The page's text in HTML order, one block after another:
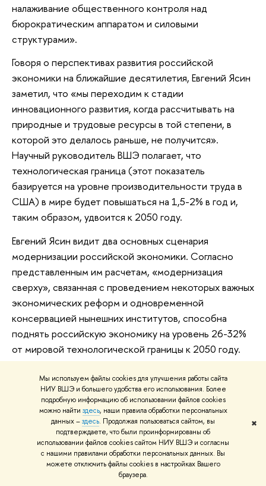
Мы используем файлы cookies для улучшения работы сайта
НИУ ВШЭ и большего удобства его использования. Более
подробную информацию об использовании файлов cookies
можно найти здесь, наши правила обработки персональных
данных –здесь. Продолжая пользоваться сайтом, вы
подтверждаете, что были проинформированы об
использовании файлов cookies сайтом НИУ ВШЭ и согласны
с нашими правилами обработки персональных данных. Вы
можете отключить файлы cookies в настройках Вашего
браузера.
✖
налаживание общественного контроля над
бюрократическим аппаратом и силовыми
структурами».
Говоря о перспективах развития российской
экономики на ближайшие десятилетия, Евгений Ясин
заметил, что «мы переходим к стадии
инновационного развития, когда рассчитывать на
природные и трудовые ресурсы в той степени, в
которой это делалось раньше, не получится».
Научный руководитель ВШЭ полагает, что
технологическая граница (этот показатель
базируется на уровне производительности труда в
США) в мире будет повышаться на 1,5-2% в год и,
таким образом, удвоится к 2050 году.
Евгений Ясин видит два основных сценария
модернизации российской экономики. Согласно
представленным им расчетам, «модернизация
сверху», связанная с проведением некоторых важных
экономических реформ и одновременной
консервацией нынешних институтов, способна
поднять российскую экономику на уровень 26-32%
от мировой технологической границы к 2050 году.
«Это, с моей точки зрения, неудовлетворительный
результат», ­— отметил Евгений Ясин. Второй
сценарий, «модернизация снизу», означающая
серьезные институциональные реформы, поднимет
этот уровень до 33-40% от технологической
границы.
«Слишком далеко идущих выводов делать по этой
картине не следует, — предупредил научный